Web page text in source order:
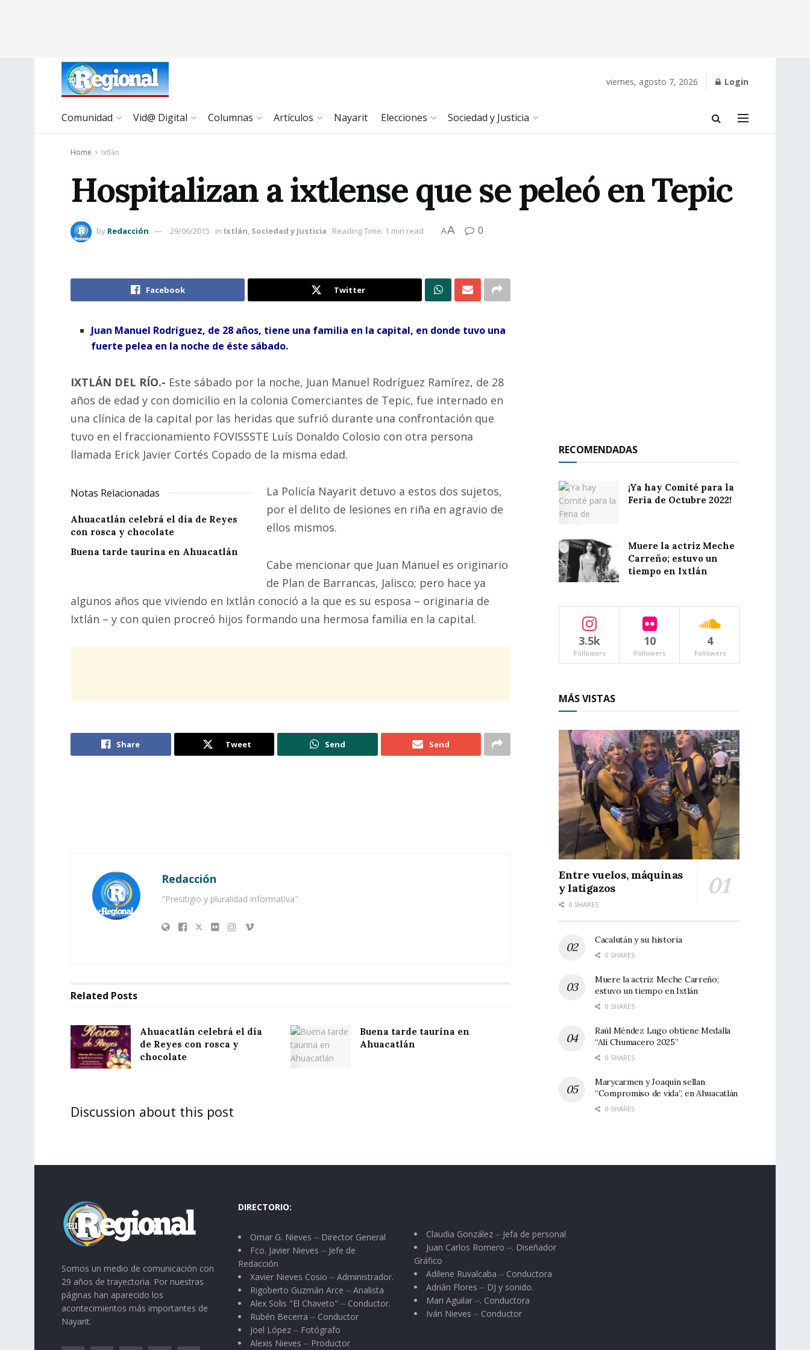
viernes, agosto 7, 2026 Login
Comunidad Vid@ Digital Columnas Artículos Nayarit Elecciones Sociedad y Justicia
Home Ixtlán
Hospitalizan a ixtlense que se peleó en Tepic
by Redacción 29/06/2015 in Ixtlán, Sociedad y Justicia Reading Time: 1 min read AA 0
Facebook Twitter
Juan Manuel Rodríguez, de 28 años, tiene una familia en la capital, en donde tuvo una
fuerte pelea en la noche de éste sábado.
IXTLÁN DEL RÍO.- Este sábado por la noche, Juan Manuel Rodríguez Ramírez, de 28
años de edad y con domicilio en la colonia Comerciantes de Tepic, fue internado en
una clínica de la capital por las heridas que sufrió durante una confrontación que
tuvo en el fraccionamiento FOVISSSTE Luís Donaldo Colosio con otra persona
llamada Erick Javier Cortés Copado de la misma edad.
Notas Relacionadas
Ahuacatlán celebrá el día de Reyes
con rosca y chocolate
Buena tarde taurina en Ahuacatlán
La Policía Nayarit detuvo a estos dos sujetos,
por el delito de lesiones en riña en agravio de
ellos mismos.
Cabe mencionar que Juan Manuel es originario
de Plan de Barrancas, Jalisco; pero hace ya
algunos años que viviendo en Ixtlán conoció a la que es su esposa – originaria de
Ixtlán – y con quien procreó hijos formando una hermosa familia en la capital.
Share Tweet Send Send
Redacción
"Presitigio y pluralidad informativa"
Related Posts
Ahuacatlán celebrá el día
de Reyes con rosca y
chocolate
Buena tarde taurina en
Ahuacatlán
Discussion about this post
RECOMENDADAS
¡Ya hay Comité para la
Feria de Octubre 2022!
Muere la actriz Meche
Carreño; estuvo un
tiempo en Ixtlán
3.5k
Followers
10
Followers
4
Followers
MÁS VISTAS
Entre vuelos, máquinas
y latigazos
0 SHARES
Cacalután y su historia
0 SHARES
Muere la actriz Meche Carreño;
estuvo un tiempo en Ixtlán
0 SHARES
Raúl Méndez Lugo obtiene Medalla
“Alí Chumacero 2025”
0 SHARES
Marycarmen y Joaquín sellan
“Compromiso de vida”, en Ahuacatlán
0 SHARES
Somos un medio de comunicación con
29 años de trayectoria. Por nuestras
páginas han aparecido los
acontecimientos más importantes de
Nayarit.
DIRECTORIO:
Omar G. Nieves ⏤ Director General
Fco. Javier Nieves ⏤ Jefe de
Redacción
Xavier Nieves Cosio ⏤ Administrador.
Rigoberto Guzmán Arce ⏤ Analista
Alex Solis "El Chaveto" ⏤ Conductor.
Rubén Becerra ⏤ Conductor
Joel López ⏤ Fotógrafo
Alexis Nieves ⏤ Productor
Claudia González ⏤ Jefa de personal
Juan Carlos Romero ⏤. Diseñador
Gráfico
Adilene Ruvalcaba ⏤ Conductora
Adrián Flores ⏤ DJ y sonido.
Mari Aguilar ⏤. Conductora
Iván Nieves ⏤ Conductor